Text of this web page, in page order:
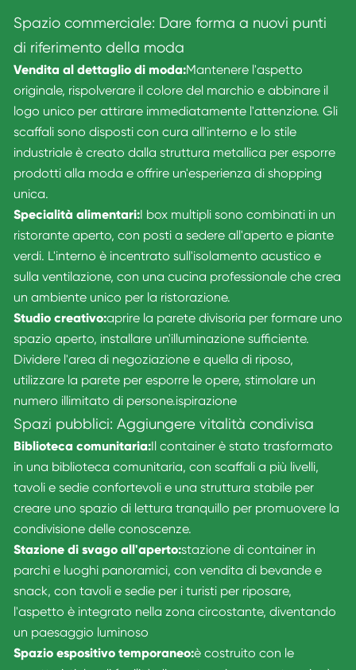
Spazio commerciale: Dare forma a nuovi punti
di riferimento della moda
Vendita al dettaglio di moda:Mantenere l'aspetto
originale, rispolverare il colore del marchio e abbinare il
logo unico per attirare immediatamente l'attenzione. Gli
scaffali sono disposti con cura all'interno e lo stile
industriale è creato dalla struttura metallica per esporre
prodotti alla moda e offrire un'esperienza di shopping
unica.
Specialità alimentari:I box multipli sono combinati in un
ristorante aperto, con posti a sedere all'aperto e piante
verdi. L'interno è incentrato sull'isolamento acustico e
sulla ventilazione, con una cucina professionale che crea
un ambiente unico per la ristorazione.
Studio creativo:aprire la parete divisoria per formare uno
spazio aperto, installare un'illuminazione sufficiente.
Dividere l'area di negoziazione e quella di riposo,
utilizzare la parete per esporre le opere, stimolare un
numero illimitato di persone.ispirazione
Spazi pubblici: Aggiungere vitalità condivisa
Biblioteca comunitaria:Il container è stato trasformato
in una biblioteca comunitaria, con scaffali a più livelli,
tavoli e sedie confortevoli e una struttura stabile per
creare uno spazio di lettura tranquillo per promuovere la
condivisione delle conoscenze.
Stazione di svago all'aperto:stazione di container in
parchi e luoghi panoramici, con vendita di bevande e
snack, con tavoli e sedie per i turisti per riposare,
l'aspetto è integrato nella zona circostante, diventando
un paesaggio luminoso
Spazio espositivo temporaneo:è costruito con le